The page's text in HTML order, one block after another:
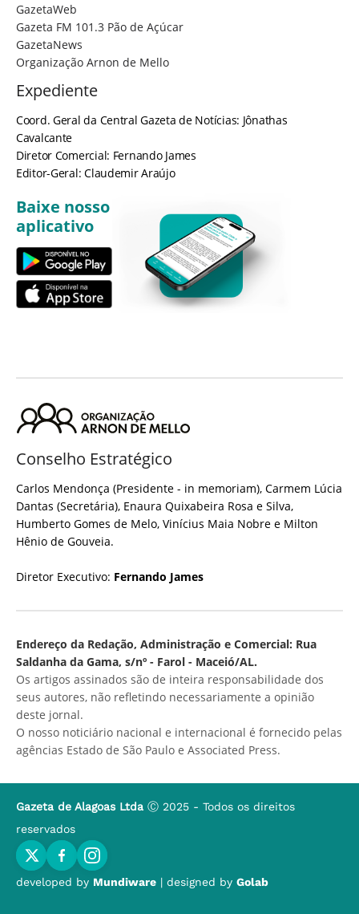
GazetaWeb
Gazeta FM 101.3 Pão de Açúcar
GazetaNews
Organização Arnon de Mello
Expediente
Coord. Geral da Central Gazeta de Notícias: Jônathas
Cavalcante
Diretor Comercial: Fernando James
Editor-Geral: Claudemir Araújo
Baixe nosso
aplicativo
Conselho Estratégico
Carlos Mendonça (Presidente - in memoriam), Carmem Lúcia
Dantas (Secretária), Enaura Quixabeira Rosa e Silva,
Humberto Gomes de Melo, Vinícius Maia Nobre e Milton
Hênio de Gouveia.
Diretor Executivo: Fernando James
Endereço da Redação, Administração e Comercial: Rua
Saldanha da Gama, s/nº - Farol - Maceió/AL.
Os artigos assinados são de inteira responsabilidade dos
seus autores, não refletindo necessariamente a opinião
deste jornal.
O nosso noticiário nacional e internacional é fornecido pelas
agências Estado de São Paulo e Associated Press.
Gazeta de Alagoas Ltda Ⓒ 2025 - Todos os direitos
reservados
developed by Mundiware | designed by Golab